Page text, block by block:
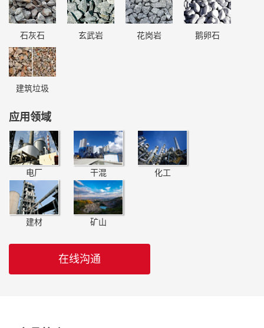
石灰石 玄武岩 花岗岩 鹅卵石
建筑垃圾
应用领域
电厂 干混 化工
建材 矿山
在线沟通